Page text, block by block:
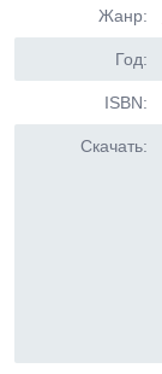
Жанр:
Год:
ISBN:
Скачать: